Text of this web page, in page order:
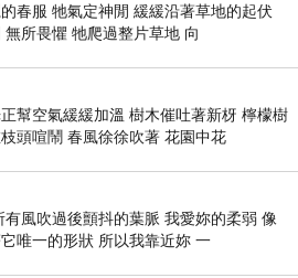
春服 牠氣定神閒 緩緩沿著草地的起伏
所畏懼 牠爬過整片草地 向
幫空氣緩緩加溫 樹木催吐著新枒 檸檬樹
頭喧鬧 春風徐徐吹著 花園中花
風吹過後顫抖的葉脈 我愛妳的柔弱 像
唯一的形狀 所以我靠近妳 一